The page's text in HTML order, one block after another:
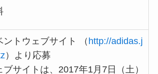
ントウェブサイト （ http://adidas.j
）より応募
ブサイトは、2017年1月7日（土）